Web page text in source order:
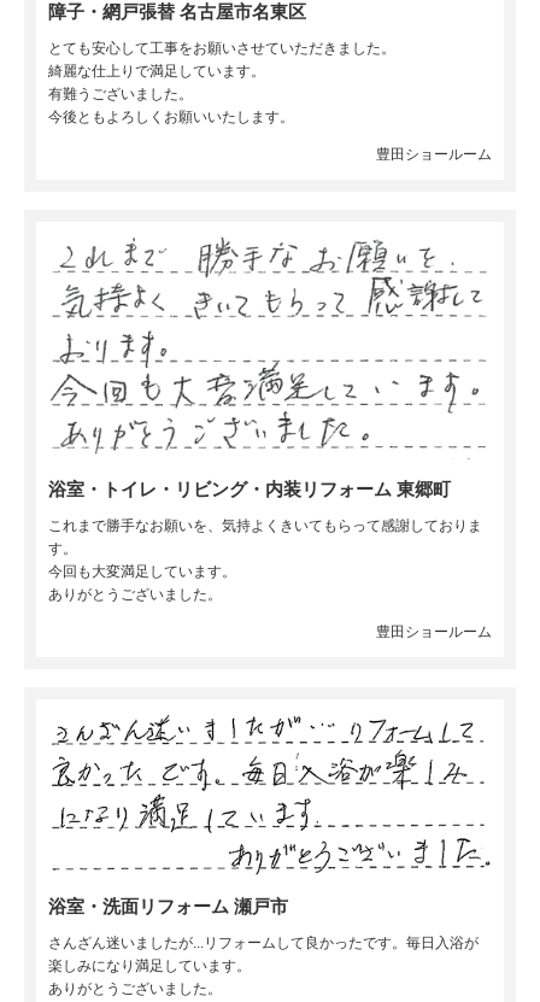
障子・網戸張替 名古屋市名東区
とても安心して工事をお願いさせていただきました。
綺麗な仕上りで満足しています。
有難うございました。
今後ともよろしくお願いいたします。
豊田ショールーム
浴室・トイレ・リビング・内装リフォーム 東郷町
これまで勝手なお願いを、気持よくきいてもらって感謝しておりま
す。
今回も大変満足しています。
ありがとうございました。
豊田ショールーム
浴室・洗面リフォーム 瀬戸市
さんざん迷いましたが...リフォームして良かったです。毎日入浴が
楽しみになり満足しています。
ありがとうございました。